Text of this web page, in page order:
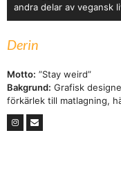
andra delar av vegansk
Derin
Motto: ”Stay weird”
Bakgrund: Grafisk
förkärlek till matlagning,